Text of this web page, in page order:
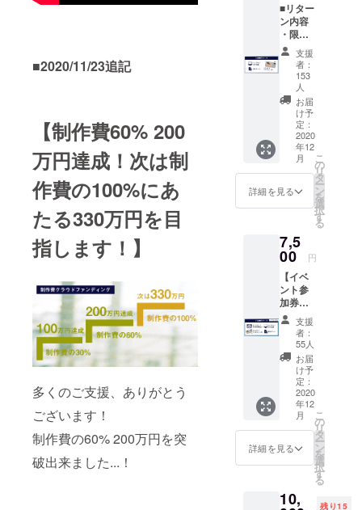
■2020/11/23追記
【制作費60% 200
万円達成！次は制
作費の100%にあ
たる330万円を目
指します！】
多くのご支援、ありがとう
ございます！
制作費の60% 200万円を突
破出来ました...！
■リター
ン内容
・限定
オリジ
ナルク
リアス
テッ
カー
・オン
ライン
での本
編動画
先行公
開 ・本
編脚本
ナルク
リアス
テッ
カー 今
回のク
ラウド
ファン
ディン
グ限定
のオリ
ジナル
クリア
ステッ
カーで
す。縦
5cm×横
8cm。
※オリジ
カーの
支援
者：
153
人
お届
け予
定：
2020
年12
月
詳細を見る
こ
の
リ
タ
ー
ン
を
選
択
す
る
7,5
00 円
【イベ
ント参
加券が
つかな
いコー
スで
す】 ■
リター
ン内容
・エン
ドロー
ルお名
前掲載
(小) ・
限定オ
リジナ
アス
支援
者：
55人
お届
け予
定：
2020
年12
月
詳細を見る
こ
の
リ
タ
ー
ン
を
選
択
す
る
10, 残り15